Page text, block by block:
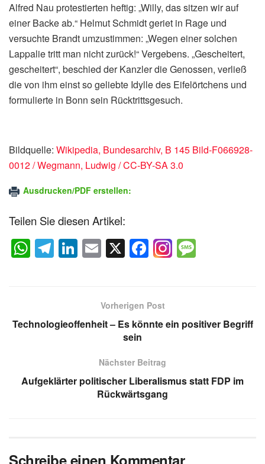
Alfred Nau protestierten heftig: „Willy, das sitzen wir auf
einer Backe ab.“ Helmut Schmidt geriet in Rage und
versuchte Brandt umzustimmen: „Wegen einer solchen
Lappalie tritt man nicht zurück!“ Vergebens. „Gescheitert,
gescheitert“, beschied der Kanzler die Genossen, verließ
die von ihm einst so geliebte Idylle des Eifelörtchens und
formulierte in Bonn sein Rücktrittsgesuch.
Bildquelle: Wikipedia, Bundesarchiv, B 145 Bild-F066928-
0012 / Wegmann, Ludwig / CC-BY-SA 3.0
Ausdrucken/PDF erstellen:
Teilen Sie diesen Artikel:
W
A
T
a
Li
dI
E X F
e
b
o
k
g
Vorherigen Post
Technologieoffenheit – Es könnte ein positiver Begriff
sein
Nächster Beitrag
Aufgeklärter politischer Liberalismus statt FDP im
Rückwärtsgang